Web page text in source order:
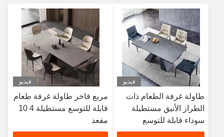
فيديو
طاولة غرفة الطعام ذات
الطراز الأنيق مستطيلة
سوداء قابلة للتوسع
وظيفية لـ 8 مقاعد
فيديو
مربع فاخر طاولة غرفة طعام
قابلة للتوسع مستطيلة 4 10
مقعد